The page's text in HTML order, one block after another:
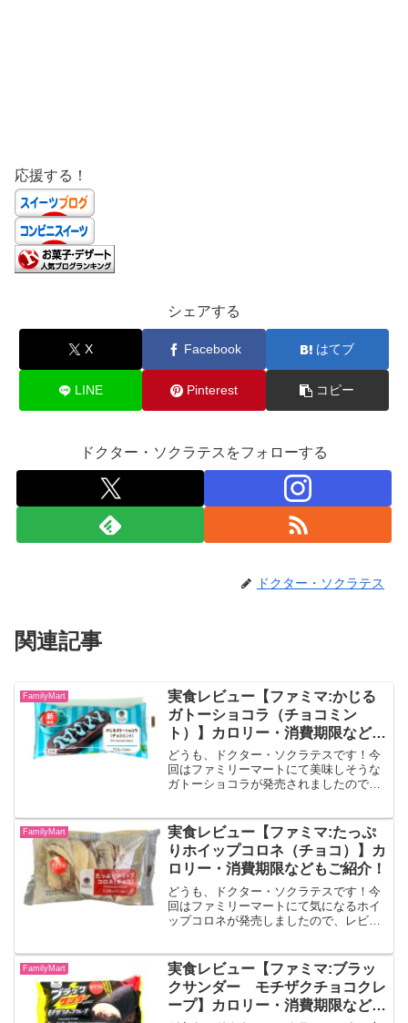
応援する！
シェアする
X Facebook はてブ
LINE Pinterest コピー
ドクター・ソクラテスをフォローする
ドクター・ソクラテス
関連記事
FamilyMart
実食レビュー【ファミマ:かじる
ガトーショコラ（チョコミン
ト）】カロリー・消費期限なども
ご紹介！
どうも、ドクター・ソクラテスです！今
回はファミリーマートにて美味しそうな
ガトーショコラが発売されましたので、
ラ生地にチョコミントソースを流し込み
ました。ザクザクのココア...
FamilyMart
実食レビュー【ファミマ:たっぷ
りホイップコロネ（チョコ）】カ
ロリー・消費期限などもご紹介！
どうも、ドクター・ソクラテスです！今
回はファミリーマートにて気になるホイ
ップコロネが発売しましたので、レビュ
んだしっとりとしたコロネに、チョコ味
のホイップを加えました。...
FamilyMart
実食レビュー【ファミマ:ブラッ
クサンダー モチザクチョコクレ
ープ】カロリー・消費期限なども